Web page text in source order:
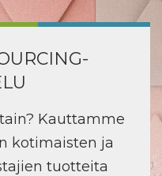
Kauttamme
kotimaisten ja
tuotteita